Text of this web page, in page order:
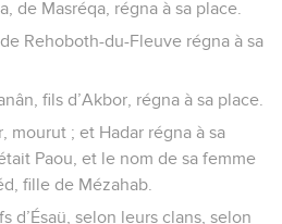
de Masréqa, régna à sa place.
Rehoboth-du-Fleuve régna à sa
fils d’Akbor, régna à sa place.
mourut ; et Hadar régna à sa
Paou, et le nom de sa femme
fille de Mézahab.
d’Ésaü, selon leurs clans, selon